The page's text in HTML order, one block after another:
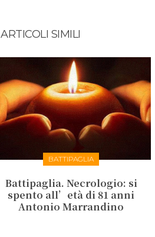
ARTICOLI SIMILI
BATTIPAGLIA
Battipaglia. Necrologio: si
spento all’età di 81 anni
Antonio Marrandino